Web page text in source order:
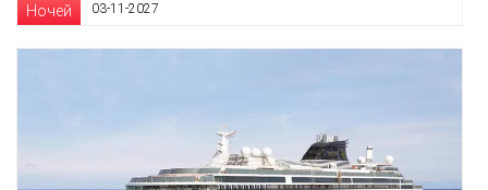
Ночей
03-11-2027